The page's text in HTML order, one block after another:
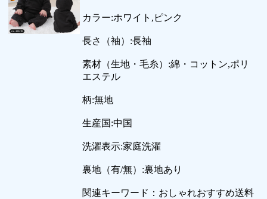
カラー:ホワイト,ピンク
長さ（袖）:長袖
素材（生地・毛糸）:綿・コットン,ポリ
エステル
柄:無地
生産国:中国
洗濯表示:家庭洗濯
裏地（有/無）:裏地あり
関連キーワード：おしゃれおすすめ送料